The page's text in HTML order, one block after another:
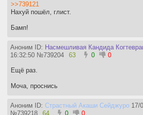
>>739121
Нахуй пошёл, глист.
Бамп!
Аноним ID: Насмешливая Кандида
16:32:50 №739204 63 0 0
Ещё раз.
Моча, проснись
Аноним ID: Страстный Акаши Сейджуро 17/
№739218 64 0 0